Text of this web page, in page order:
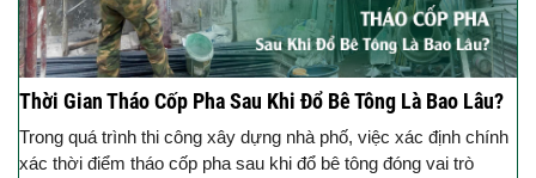
Thời Gian Tháo Cốp Pha Sau Khi Đổ Bê Tông Là Bao Lâu?
Trong quá trình thi công xây dựng nhà phố, việc xác định chính
xác thời điểm tháo cốp pha sau khi đổ bê tông đóng vai trò